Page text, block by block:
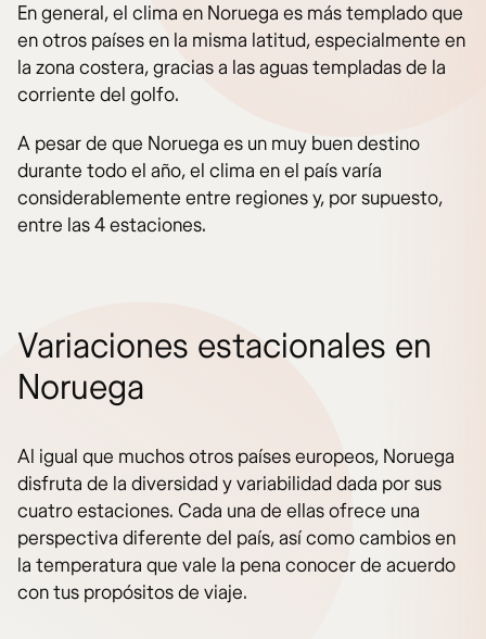
En general, el clima en Noruega es más templado que
en otros países en la misma latitud, especialmente en
la zona costera, gracias a las aguas templadas de la
corriente del golfo.
A pesar de que Noruega es un muy buen destino
durante todo el año, el clima en el país varía
considerablemente entre regiones y, por supuesto,
entre las 4 estaciones.
Variaciones estacionales en
Noruega
Al igual que muchos otros países europeos, Noruega
disfruta de la diversidad y variabilidad dada por sus
cuatro estaciones. Cada una de ellas ofrece una
perspectiva diferente del país, así como cambios en
la temperatura que vale la pena conocer de acuerdo
con tus propósitos de viaje.